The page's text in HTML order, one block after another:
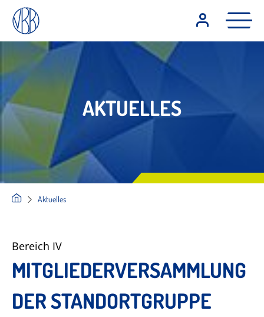
AKTUELLES
Aktuelles
Bereich IV
MITGLIEDERVERSAMMLUNG
DER STANDORTGRUPPE